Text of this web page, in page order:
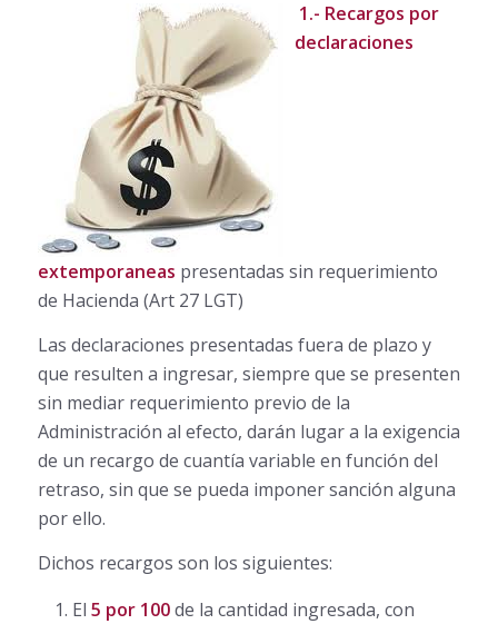
1.- Recargos por
declaraciones
extemporaneas presentadas sin requerimiento
de Hacienda (Art 27 LGT)
Las declaraciones presentadas fuera de plazo y
que resulten a ingresar, siempre que se presenten
sin mediar requerimiento previo de la
Administración al efecto, darán lugar a la exigencia
de un recargo de cuantía variable en función del
retraso, sin que se pueda imponer sanción alguna
por ello.
Dichos recargos son los siguientes:
El 5 por 100de la cantidad ingresada, con